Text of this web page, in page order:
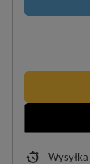
Wysyłka